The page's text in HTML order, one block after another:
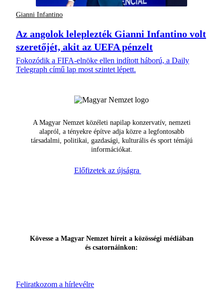
Gianni Infantino
Az angolok leleplezték Gianni Infantino volt
szeretőjét, akit az UEFA pénzelt
Fokozódik a FIFA-elnöke ellen indított háború, a Daily
Telegraph című lap most szintet lépett.
A Magyar Nemzet közéleti napilap konzervatív, nemzeti
alapról, a tényekre építve adja közre a legfontosabb
társadalmi, politikai, gazdasági, kulturális és sport témájú
információkat.
Előfizetek az újságra
Feliratkozom a hírlevélre
Kövesse a Magyar Nemzet híreit a közösségi médiában
és csatornáinkon: